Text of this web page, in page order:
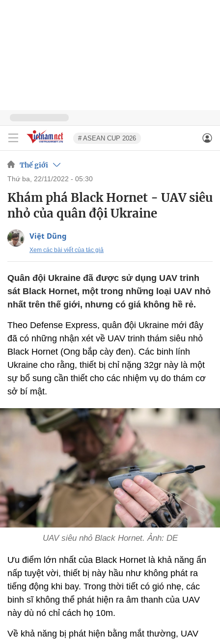
# ASEAN CUP 2026
Thế giới
thứ ba, 22/11/2022 - 05:30
Khám phá Black Hornet - UAV siêu
nhỏ của quân đội Ukraine
Việt Dũng
Xem các bài viết của tác giả
Quân đội Ukraine đã được sử dụng UAV trinh
sát Black Hornet, một trong những loại UAV nhỏ
nhất trên thế giới, nhưng có giá không hề rẻ.
Theo Defense Express, quân đội Ukraine mới đây
đã có những nhận xét về UAV trinh thám siêu nhỏ
Black Hornet (Ong bắp cày đen). Các binh lính
Ukraine cho rằng, thiết bị chỉ nặng 32gr này là một
sự bổ sung cần thiết cho các nhiệm vụ do thám cơ
sở bí mật.
UAV siêu nhỏ Black Hornet. Ảnh: DE
Ưu điểm lớn nhất của Black Hornet là khả năng ẩn
nấp tuyệt vời, thiết bị này hầu như không phát ra
tiếng động khi bay. Trong thời tiết có gió nhẹ, các
binh sĩ không thể phát hiện ra âm thanh của UAV
này dù nó chỉ cách họ 10m.
Về khả năng bị phát hiện bằng mắt thường, UAV